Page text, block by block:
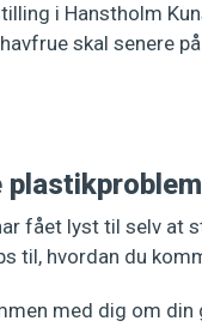
i Hanstholm
skal senere
fået lyst til selv at
til, hvordan du
med dig om